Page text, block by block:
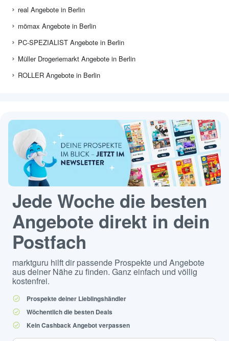
real Angebote in Berlin
mömax Angebote in Berlin
PC-SPEZIALIST Angebote in Berlin
Müller Drogeriemarkt Angebote in Berlin
ROLLER Angebote in Berlin
Jede Woche die besten
Angebote direkt in dein
Postfach
marktguru hilft dir passende Prospekte und Angebote
aus deiner Nähe zu finden. Ganz einfach und völlig
kostenfrei.
Prospekte deiner Lieblingshändler
Wöchentlich die besten Deals
Kein Cashback Angebot verpassen